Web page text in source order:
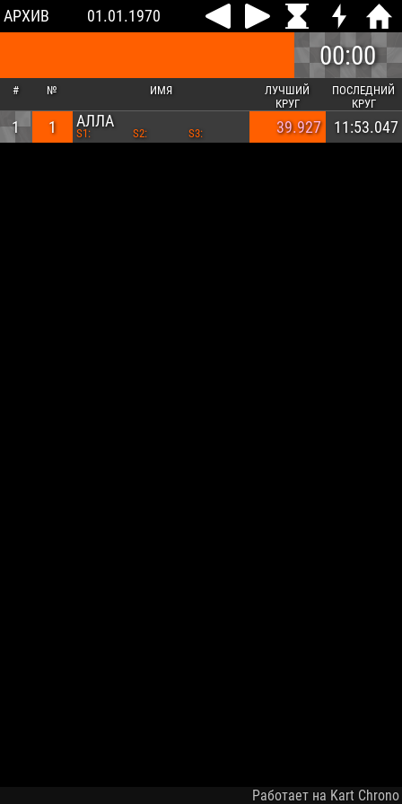
АРХИВ 01.01.1970
00:00
# № ИМЯ
ЛУЧШИЙ
КРУГ
ПОСЛЕДНИЙ
КРУГ
1 1 АЛЛА
S1: S2: S3: 39.927 11:53.047
Работает на Kart Chrono